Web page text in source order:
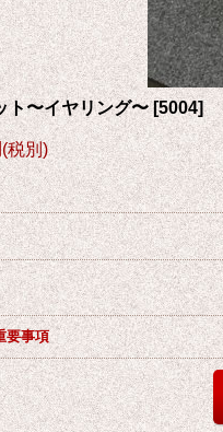
ト〜イヤリング〜 [5004]
(税別)
要事項